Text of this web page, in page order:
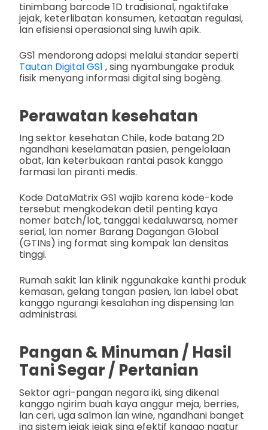
tinimbang barcode 1D tradisional, ngaktifake
jejak, keterlibatan konsumen, ketaatan regulasi,
lan efisiensi operasional sing luwih apik.
GS1 mendorong adopsi melalui standar seperti
Tautan Digital GS1 , sing nyambungake produk
fisik menyang informasi digital sing bogèng.
Perawatan kesehatan
Ing sektor kesehatan Chile, kode batang 2D
ngandhani keselamatan pasien, pengelolaan
obat, lan keterbukaan rantai pasok kanggo
farmasi lan piranti medis.
Kode DataMatrix GS1 wajib karena kode-kode
tersebut mengkodekan detil penting kaya
nomer batch/lot, tanggal kedaluwarsa, nomer
serial, lan nomer Barang Dagangan Global
(GTINs) ing format sing kompak lan densitas
tinggi.
Rumah sakit lan klinik nggunakake kanthi produk
kemasan, gelang tangan pasien, lan label obat
kanggo ngurangi kesalahan ing dispensing lan
administrasi.
Pangan & Minuman / Hasil
Tani Segar / Pertanian
Sektor agri-pangan negara iki, sing dikenal
kanggo ngirim buah kaya anggur meja, berries,
lan ceri, uga salmon lan wine, ngandhani banget
ing sistem jejak jejak sing efektif kanggo ngatur